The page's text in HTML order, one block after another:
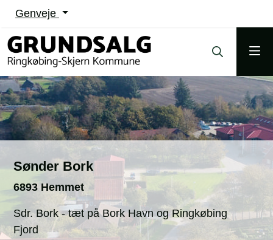
Genveje
Sønder Bork
6893 Hemmet
Sdr. Bork - tæt på Bork Havn og Ringkøbing
Fjord